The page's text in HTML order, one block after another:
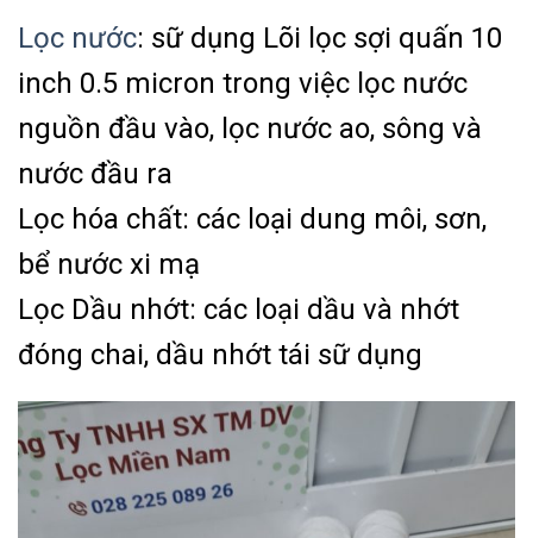
Lọc nước: sữ dụng Lõi lọc sợi quấn 10
inch 0.5 micron trong việc lọc nước
nguồn đầu vào, lọc nước ao, sông và
nước đầu ra
Lọc hóa chất: các loại dung môi, sơn,
bể nước xi mạ
Lọc Dầu nhớt: các loại dầu và nhớt
đóng chai, dầu nhớt tái sữ dụng